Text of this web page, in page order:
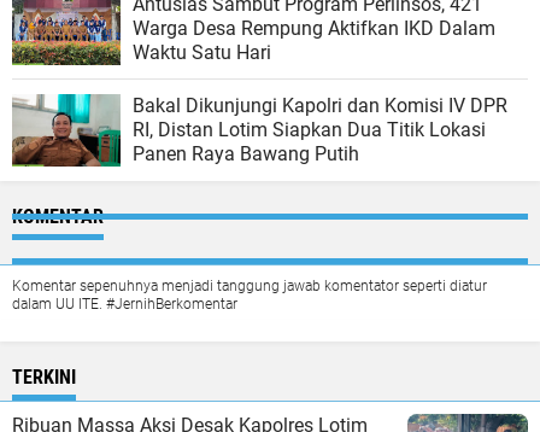
Warga Desa Rempung Aktifkan IKD Dalam
Waktu Satu Hari
Bakal Dikunjungi Kapolri dan Komisi IV DPR
RI, Distan Lotim Siapkan Dua Titik Lokasi
Panen Raya Bawang Putih
KOMENTAR
Komentar sepenuhnya menjadi tanggung jawab komentator seperti diatur
dalam UU ITE. #JernihBerkomentar
TERKINI
Ribuan Massa Aksi Desak Kapolres Lotim